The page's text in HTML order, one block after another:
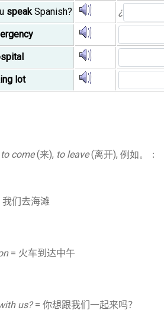
speakSpanish? ¿
lot
to come(来), to leave(离开), 例如。：
我们去海滩
= 火车到达中午
us?= 你想跟我们一起来吗？